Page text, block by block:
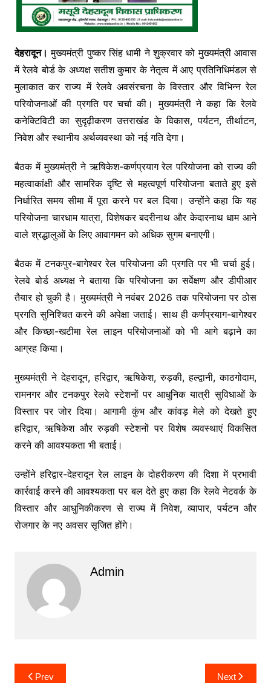
देहरादून। मुख्यमंत्री पुष्कर सिंह धामी ने शुक्रवार को मुख्यमंत्री आवास
में रेलवे बोर्ड के अध्यक्ष सतीश कुमार के नेतृत्व में आए प्रतिनिधिमंडल से
मुलाकात कर राज्य में रेलवे अवसंरचना के विस्तार और विभिन्न रेल
परियोजनाओं की प्रगति पर चर्चा की। मुख्यमंत्री ने कहा कि रेलवे
कनेक्टिविटी का सुदृढ़ीकरण उत्तराखंड के विकास, पर्यटन, तीर्थाटन,
निवेश और स्थानीय अर्थव्यवस्था को नई गति देगा।
बैठक में मुख्यमंत्री ने ऋषिकेश-कर्णप्रयाग रेल परियोजना को राज्य की
महत्वाकांक्षी और सामरिक दृष्टि से महत्वपूर्ण परियोजना बताते हुए इसे
निर्धारित समय सीमा में पूरा करने पर बल दिया। उन्होंने कहा कि यह
परियोजना चारधाम यात्रा, विशेषकर बदरीनाथ और केदारनाथ धाम आने
वाले श्रद्धालुओं के लिए आवागमन को अधिक सुगम बनाएगी।
बैठक में टनकपुर-बागेश्वर रेल परियोजना की प्रगति पर भी चर्चा हुई।
रेलवे बोर्ड अध्यक्ष ने बताया कि परियोजना का सर्वेक्षण और डीपीआर
तैयार हो चुकी है। मुख्यमंत्री ने नवंबर 2026 तक परियोजना पर ठोस
प्रगति सुनिश्चित करने की अपेक्षा जताई। साथ ही कर्णप्रयाग-बागेश्वर
और किच्छा-खटीमा रेल लाइन परियोजनाओं को भी आगे बढ़ाने का
आग्रह किया।
मुख्यमंत्री ने देहरादून, हरिद्वार, ऋषिकेश, रुड़की, हल्द्वानी, काठगोदाम,
रामनगर और टनकपुर रेलवे स्टेशनों पर आधुनिक यात्री सुविधाओं के
विस्तार पर जोर दिया। आगामी कुंभ और कांवड़ मेले को देखते हुए
हरिद्वार, ऋषिकेश और रुड़की स्टेशनों पर विशेष व्यवस्थाएं विकसित
करने की आवश्यकता भी बताई।
उन्होंने हरिद्वार-देहरादून रेल लाइन के दोहरीकरण की दिशा में प्रभावी
कार्रवाई करने की आवश्यकता पर बल देते हुए कहा कि रेलवे नेटवर्क के
विस्तार और आधुनिकीकरण से राज्य में निवेश, व्यापार, पर्यटन और
रोजगार के नए अवसर सृजित होंगे।
Admin
PostPrev Next